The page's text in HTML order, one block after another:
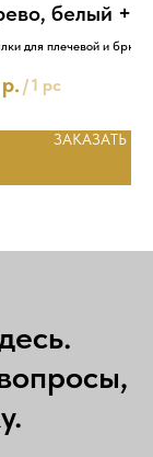
белый +
для плечевой и
р. /1 pc
ЗАКАЗАТЬ